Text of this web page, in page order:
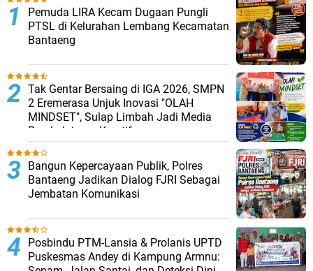
Pemuda LIRA Kecam Dugaan Pungli
PTSL di Kelurahan Lembang Kecamatan
Bantaeng
Tak Gentar Bersaing di IGA 2026, SMPN
2 Eremerasa Unjuk Inovasi "OLAH
MINDSET", Sulap Limbah Jadi Media
Pembelajaran Kreatif
Bangun Kepercayaan Publik, Polres
Bantaeng Jadikan Dialog FJRI Sebagai
Jembatan Komunikasi
Posbindu PTM-Lansia & Prolanis UPTD
Puskesmas Andey di Kampung Armnu: